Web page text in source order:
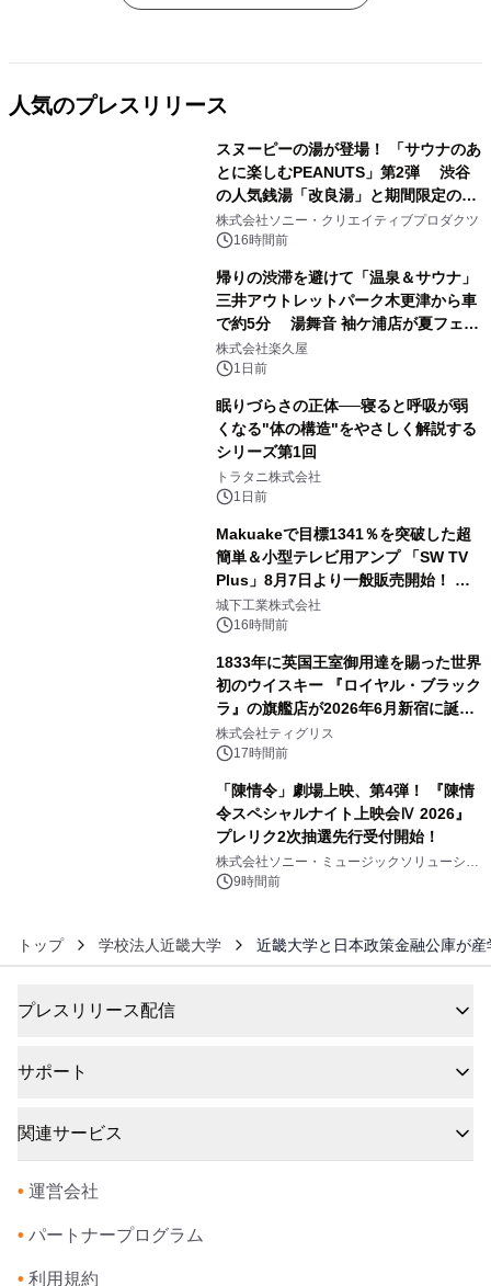
人気のプレスリリース
スヌーピーの湯が登場！ 「サウナのあ
とに楽しむPEANUTS」第2弾 渋谷
の人気銭湯「改良湯」と期間限定のコ
ラボレーション サウナイキタイコラ
ボグッズも発売決定！
株式会社ソニー・クリエイティブプロダクツ
16時間前
帰りの渋滞を避けて「温泉＆サウナ」
三井アウトレットパーク木更津から車
で約5分 湯舞音 袖ケ浦店が夏フェア
メニューを提供
株式会社楽久屋
1日前
眠りづらさの正体──寝ると呼吸が弱
くなる"体の構造"をやさしく解説する
シリーズ第1回
トラタニ株式会社
1日前
Makuakeで目標1341％を突破した超
簡単＆小型テレビ用アンプ 「SW TV
Plus」8月7日より一般販売開始！ ケ
ーブル1本つなぐだけ、テレビの音が
ぐっと豊かに
城下工業株式会社
16時間前
1833年に英国王室御用達を賜った世界
初のウイスキー 『ロイヤル・ブラック
ラ』の旗艦店が2026年6月新宿に誕
生 バカルディ ジャパンと連携した
没入型バー「BAR Arca」
株式会社ティグリス
17時間前
「陳情令」劇場上映、第4弾！ 『陳情
令スペシャルナイト上映会Ⅳ 2026』
プレリク2次抽選先行受付開始！
株式会社ソニー・ミュージックソリューショ
ンズ9時間前
トップ 学校法人近畿大学 近畿大学と日本政策金融公庫が
プレスリリース配信
サポート
関連サービス
• 運営会社
• パートナープログラム
• 利用規約